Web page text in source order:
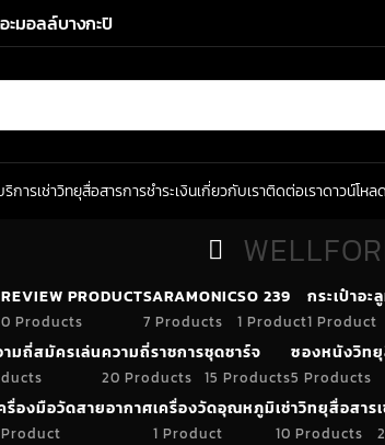
ะมอลล์บางกะปิ
ริการเช่าวิทยุสื่อสารการชำระเงินเกี่ยวกับเราติดต่อเราดาวน์โหลด
REVIEW PRODUCT
0 Products
SARAMONIC
7 Products
SO 239
1 Product
กระเป๋าอะ
1 Product
มถี่สมัครเล่นความถี่ราชการ
20 Products
ชุดชาร์จ
15 Products
ซองหนังวิท
5 Products
รื่องมือวัดสายอากาศ
Product
เครื่องวัดอุณหภูมิ
1 Product
เช่าวิทยุสื่อสาร
10 Products